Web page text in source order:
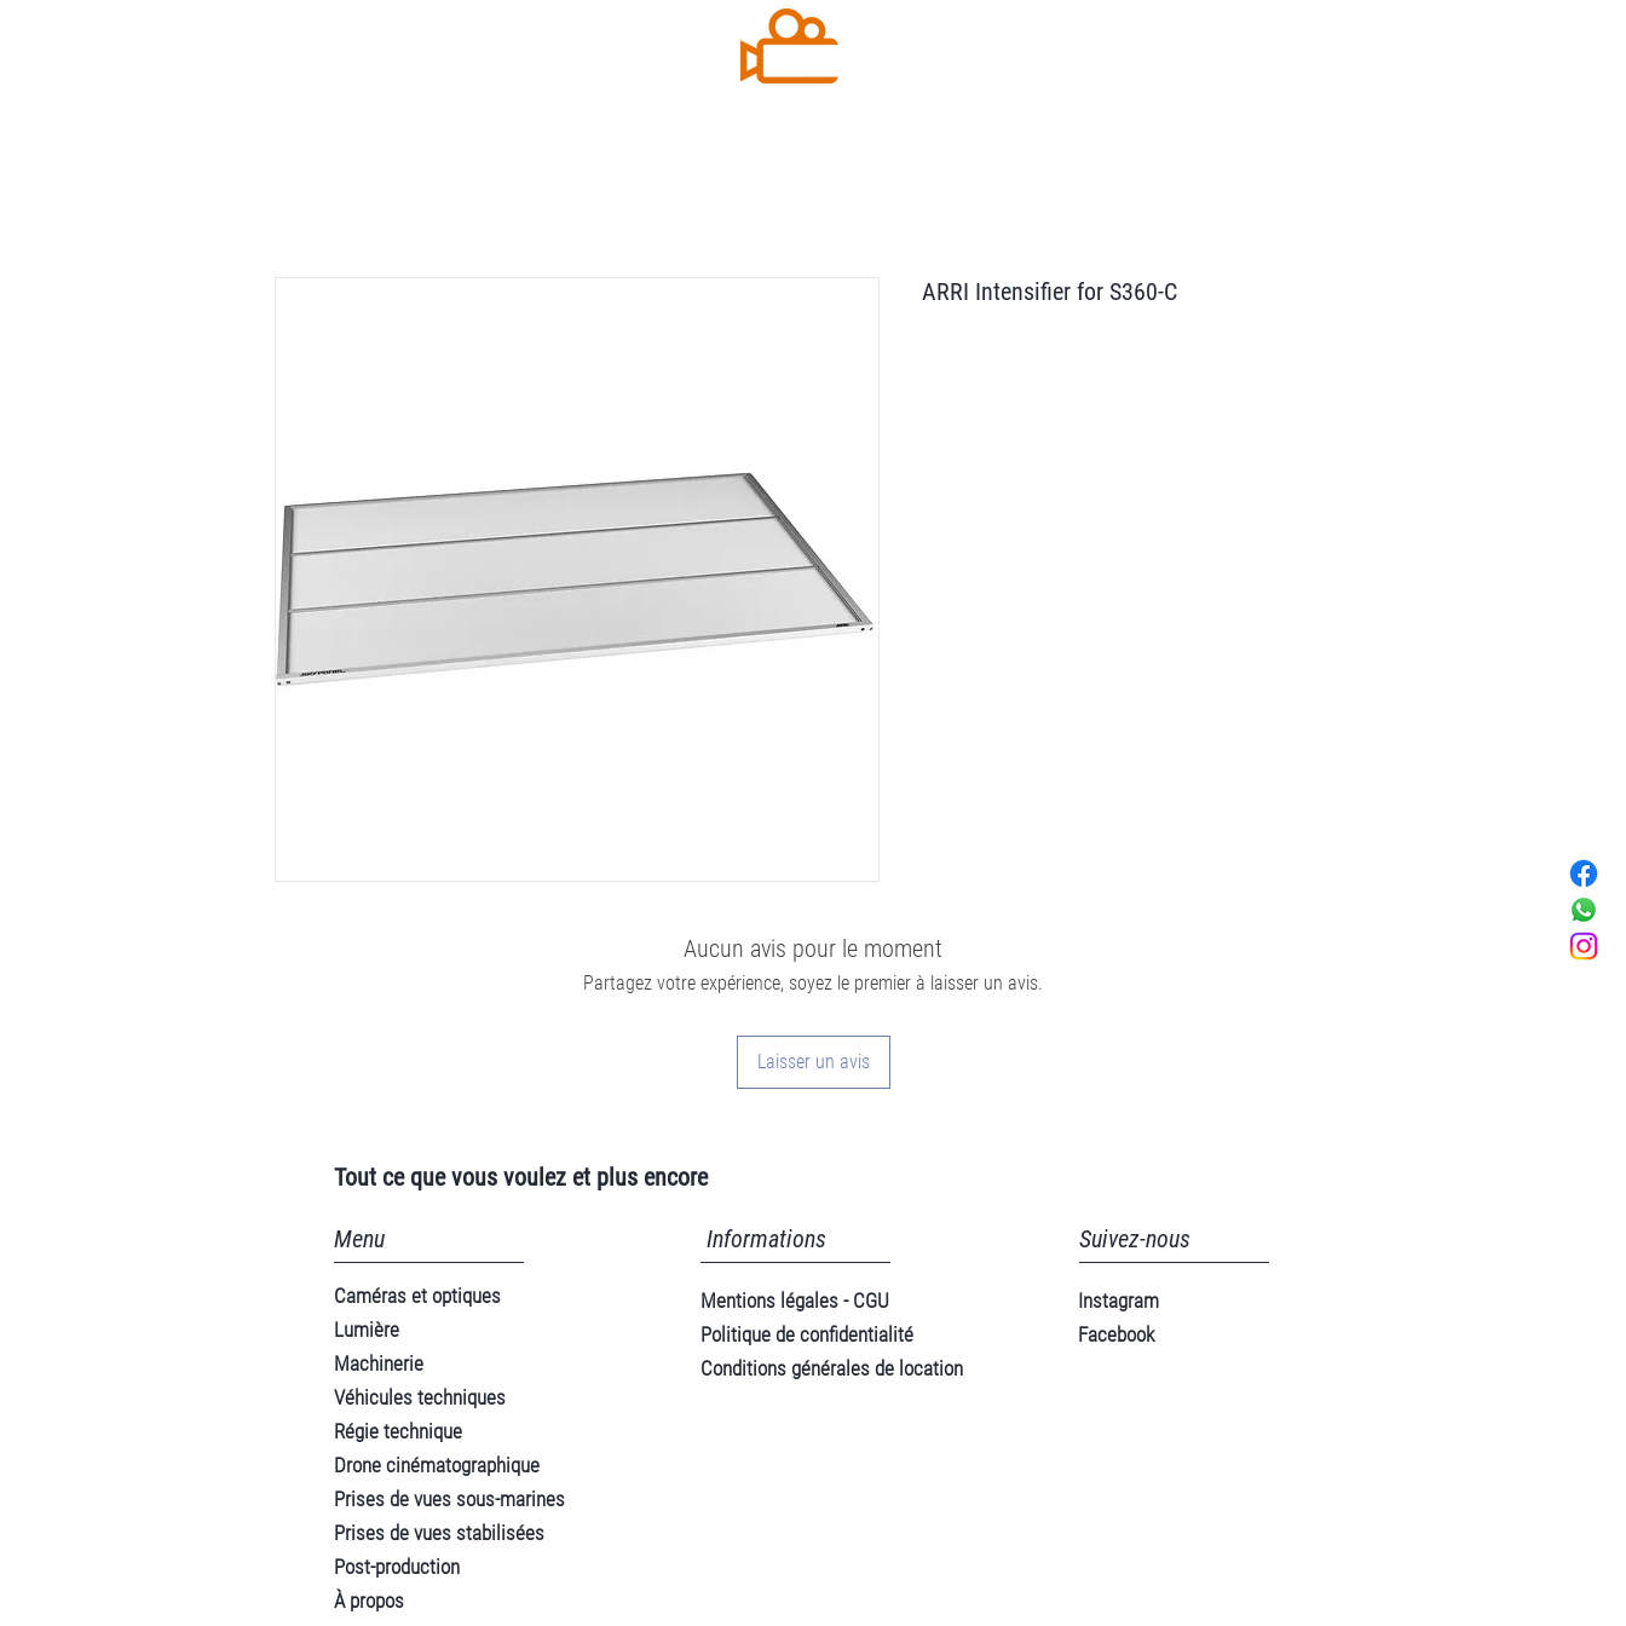
ARRI Intensifier for S360-C
Aucun avis pour le moment
Partagez votre expérience, soyez le premier à laisser un avis.
Laisser un avis
Tout ce que vous voulez et plus encore
Menu Informations
Caméras et optiques
Lumière
Machinerie
Véhicules techniques
Régie technique
Drone cinématographique
Prises de vues sous-marines
Prises de vues stabilisées
Post-production
À propos
Mentions légales - CGU
Politique de confidentialité
Conditions générales de location
Suivez-nous
Instagram
Facebook